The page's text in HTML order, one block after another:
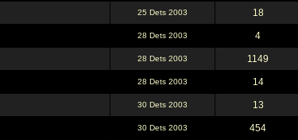
25 Dets 2003 18
28 Dets 2003 4
28 Dets 2003 1149
28 Dets 2003 14
30 Dets 2003 13
30 Dets 2003 454